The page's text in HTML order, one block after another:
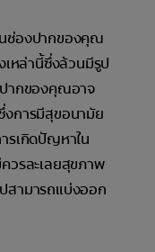
ช่องปากของคุณ
หล่านี้ซึ่งล้วนมีรูป
ากของคุณอาจ
การมีสุขอนามัย
รเกิดปัญหาใน
วรละเลยสุขภาพ
สามารถแบ่งออก